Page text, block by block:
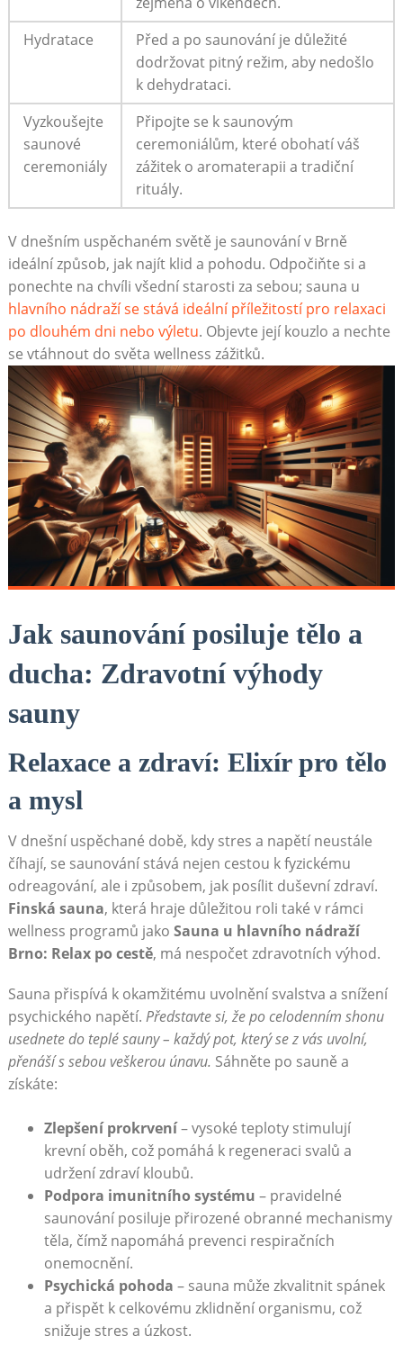
Hydratace
Před a po saunování je důležité
dodržovat pitný režim, aby nedošlo
k dehydrataci.
Vyzkoušejte
saunové
ceremoniály
Připojte se k saunovým
ceremoniálům, které obohatí váš
zážitek o aromaterapii a tradiční
rituály.
V dnešním uspěchaném světě je saunování v Brně
ideální způsob, jak najít klid a pohodu. Odpočiňte si a
ponechte na chvíli všední starosti za sebou; sauna u
hlavního nádraží se stává ideální příležitostí pro relaxaci
po dlouhém dni nebo výletu. Objevte její kouzlo a nechte
se vtáhnout do světa wellness zážitků.
Jak saunování posiluje tělo a
ducha: Zdravotní výhody
sauny
Relaxace a zdraví: Elixír pro tělo
a mysl
V dnešní uspěchané době, kdy stres a napětí neustále
číhají, se saunování stává nejen cestou k fyzickému
odreagování, ale i způsobem, jak posílit duševní zdraví.
Finská sauna, která hraje důležitou roli také v rámci
wellness programů jako Sauna u hlavního nádraží
Brno: Relax po cestě, má nespočet zdravotních výhod.
Sauna přispívá k okamžitému uvolnění svalstva a snížení
psychického napětí. Představte si, že po celodenním shonu
usednete do teplé sauny – každý pot, který se z vás uvolní,
přenáší s sebou veškerou únavu. Sáhněte po sauně a
získáte:
Zlepšení prokrvení– vysoké teploty stimulují
krevní oběh, což pomáhá k regeneraci svalů a
udržení zdraví kloubů.
Podpora imunitního systému – pravidelné
saunování posiluje přirozené obranné mechanismy
těla, čímž napomáhá prevenci respiračních
onemocnění.
Psychická pohoda – sauna může zkvalitnit spánek
a přispět k celkovému zklidnění organismu, což
snižuje stres a úzkost.